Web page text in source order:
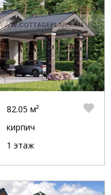
82.05 м²
кирпич
1 этаж